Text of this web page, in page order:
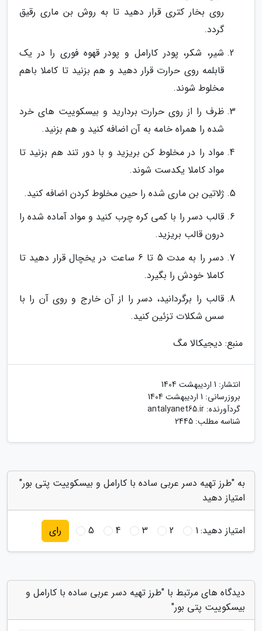
روی بخار کتری قرار دهید تا به روش بن ماری رقیق
گردد.
شیر، شکر، پودر کارامل و پودر قهوه فوری را در یک
قابلمه روی حرارت قرار دهید و هم بزنید تا کاملا باهم
مخلوط شوند.
ظرف را از روی حرارت بردارید و بیسکوییت های خرد
شده را همراه خامه به آن اضافه کنید و هم بزنید.
مواد را در مخلوط کن بریزید و با دور تند هم بزنید تا
مواد کاملا یکدست شوند.
ژلاتین بن ماری شده را حین مخلوط کردن اضافه کنید.
قالب دسر را با کمی کره چرب کنید و مواد آماده شده را
درون قالب بریزید.
دسر را به مدت 5 تا 6 ساعت در یخچال قرار دهید تا
کاملا خودش را بگیرد.
قالب را برگردانید، دسر را از آن خارج و روی آن را با
سس شکلات تزئین کنید.
منبع: دیجیکالا مگ
انتشار: 1 اردیبهشت 1404
بروزرسانی: 1 اردیبهشت 1404
گردآورنده: antalyanet65.ir
شناسه مطلب: 2445
به "طرز تهیه دسر عربی ساده با کارامل و بیسکوییت پتی بور"
امتیاز دهید
امتیاز دهید:1
2
3
4
5 رای
دیدگاه های مرتبط با "طرز تهیه دسر عربی ساده با کارامل و
بیسکوییت پتی بور"